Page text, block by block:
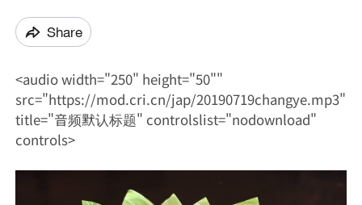
Share
<audio width="250" height="50""
src="https://mod.cri.cn/jap/20190719changye.mp3"
title="音频默认标题" controlslist="nodownload"
controls>